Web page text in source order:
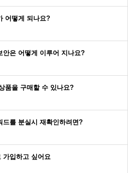
어떻게 되나요?
안은 어떻게 이루어 지나요?
품을 구매할 수 있나요?
드를 분실시 재확인하려면?
가입하고 싶어요